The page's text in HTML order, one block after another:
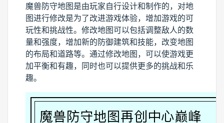
魔兽防守地图是由玩家自行设计和制作的，对地
图进行修改是为了改进游戏体验，增加游戏的可
玩性和挑战性。修改地图可以包括调整敌人的数
量和强度，增加新的防御建筑和技能，改变地图
的布局和道路等。通过修改地图，可以使游戏更
加平衡和有趣，同时也可以提供更多的挑战和乐
趣。